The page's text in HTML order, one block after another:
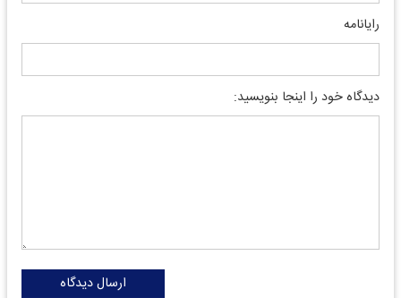
رایانامه
دیدگاه خود را اینجا بنویسید:
ارسال دیدگاه